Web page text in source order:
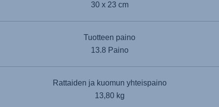
30 x 23 cm
Tuotteen paino
13.8 Paino
Rattaiden ja kuomun yhteispaino
13,80 kg